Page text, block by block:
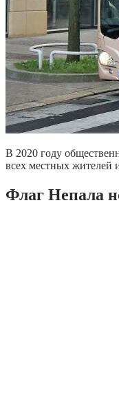
В 2020 году
всех местных жителей
Флаг Непала